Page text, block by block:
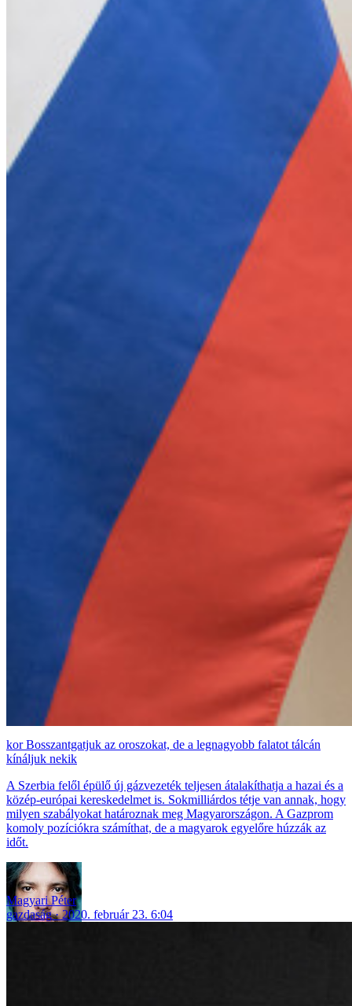
Bosszantgatjuk az oroszokat, de a legnagyobb falatot tálcán
kínáljuk nekik
A Szerbia felől épülő új gázvezeték teljesen átalakíthatja a hazai és a
közép-európai kereskedelmet is. Sokmilliárdos tétje van annak, hogy
milyen szabályokat határoznak meg Magyarországon. A Gazprom
komoly pozíciókra számíthat, de a magyarok egyelőre húzzák az
időt.
Magyari Péter
gazdaság
2020. február 23. 6:04